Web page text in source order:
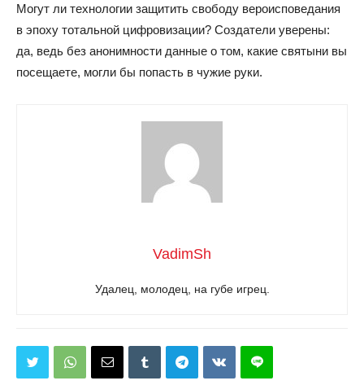
Могут ли технологии защитить свободу вероисповедания
в эпоху тотальной цифровизации? Создатели уверены:
да, ведь без анонимности данные о том, какие святыни вы
посещаете, могли бы попасть в чужие руки.
VadimSh
Удалец, молодец, на губе игрец.